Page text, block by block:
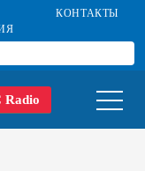
КОНТАКТЫ
Radio